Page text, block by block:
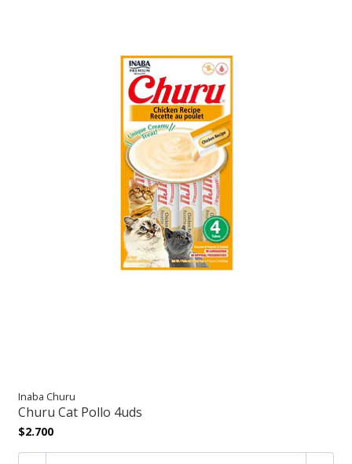
Inaba Churu
Churu Cat Pollo 4uds
$2.700